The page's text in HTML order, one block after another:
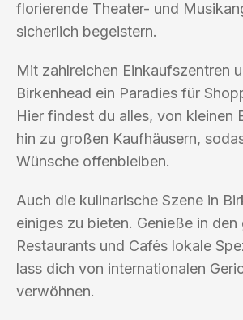
florierende Theater- und
sicherlich begeistern.
Mit zahlreichen Einkaufszentren
Birkenhead ein Paradies für
Hier findest du alles, von kleinen
hin zu großen Kaufhäusern,
Wünsche offenbleiben.
Auch die kulinarische Szene in
einiges zu bieten. Genieße in den
Restaurants und Cafés lokale
lass dich von internationalen
verwöhnen.